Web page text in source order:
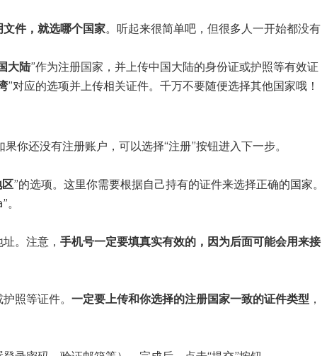
件，就选哪个国家。听起来很简单吧，但很多人一开始都没有
大陆”作为注册国家，并上传中国大陆的身份证或护照等有效证
”对应的选项并上传相关证件。千万不要随便选择其他国家哦！
你还没有注册账户，可以选择“注册”按钮进入下一步。
”的选项。这里你需要根据自己持有的证件来选择正确的国家。
。
。注意， 手机号一定要填真实有效的，因为后面可能会用来接
照等证件。 一定要上传和你选择的注册国家一致的证件类型 ，